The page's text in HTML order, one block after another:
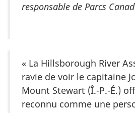
responsable de Parcs
« La Hillsborough River
ravie de voir le capitaine
Mount Stewart (Î.-P.-É.)
reconnu comme une